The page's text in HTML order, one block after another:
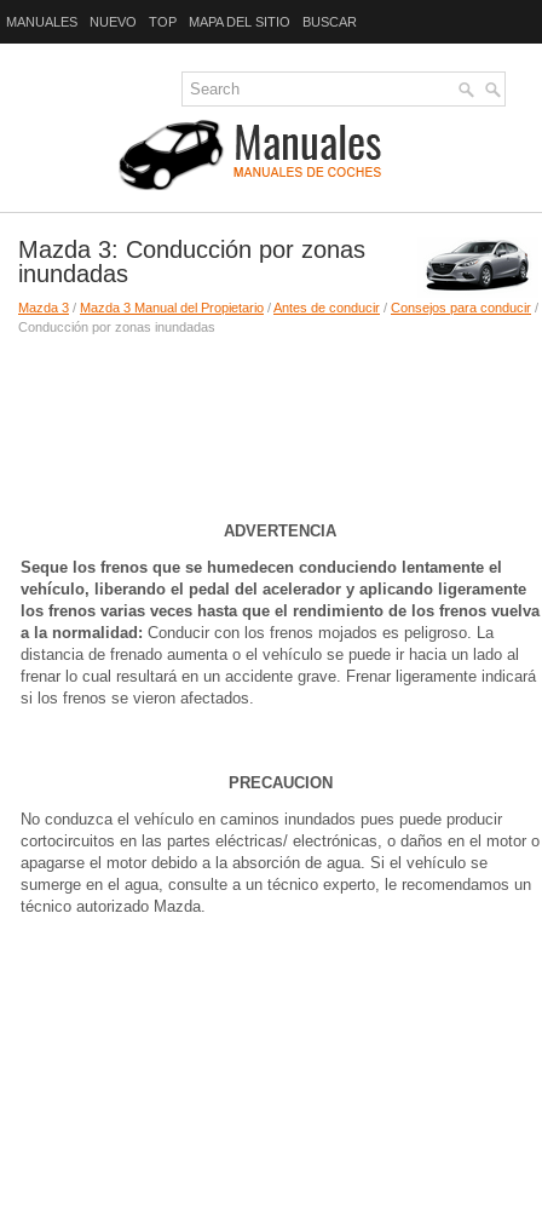
MANUALES NUEVO TOP MAPA DEL SITIO BUSCAR
Mazda 3: Conducción por zonas
inundadas
Mazda 3 / Mazda 3 Manual del Propietario /Antes de conducir / Consejos para conducir /
Conducción por zonas inundadas
ADVERTENCIA
Seque los frenos que se humedecen conduciendo lentamente el
vehículo, liberando el pedal del acelerador y aplicando ligeramente
los frenos varias veces hasta que el rendimiento de los frenos vuelva
a la normalidad: Conducir con los frenos mojados es peligroso. La
distancia de frenado aumenta o el vehículo se puede ir hacia un lado al
frenar lo cual resultará en un accidente grave. Frenar ligeramente indicará
si los frenos se vieron afectados.
PRECAUCION
No conduzca el vehículo en caminos inundados pues puede producir
cortocircuitos en las partes eléctricas/ electrónicas, o daños en el motor o
apagarse el motor debido a la absorción de agua. Si el vehículo se
sumerge en el agua, consulte a un técnico experto, le recomendamos un
técnico autorizado Mazda.